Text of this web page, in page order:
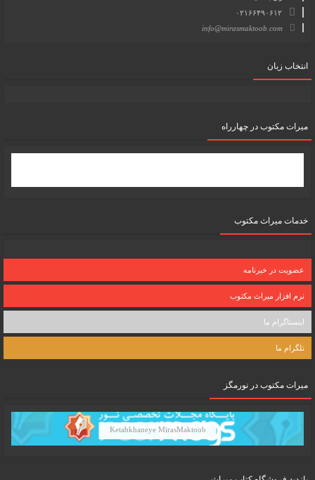
۰۲۱۶۶۴۹۰۶۱۲
info@mirasmaktoob.com
انتخاب زبان
میرات مکتوب در چهارراه
خدمات میراث مکتوب
عضویت در خبرنامه
نرم افزار میراث مکتوب
اینستاگرام ما
تلگرام ما
میرات مکتوب در نورمگز
Ketabkhaneye MirasMaktoob